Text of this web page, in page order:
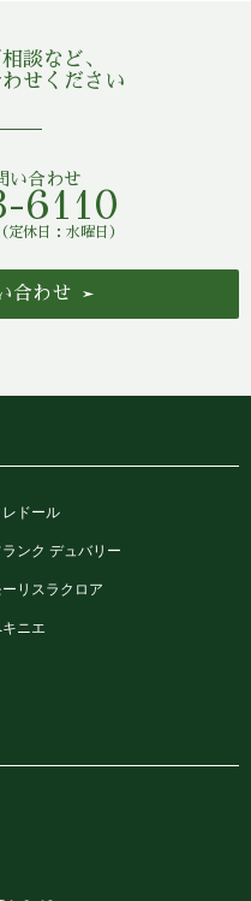
談など、
せください
い合わせ
6110
休日：水曜日）
合わせ
レドール
ランク デュバリー
ーリスラクロア
ニエ